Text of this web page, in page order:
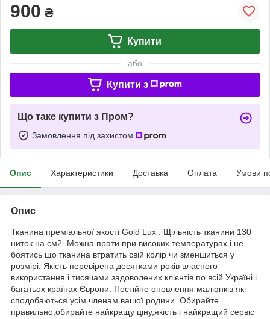
900 ₴
Купити
або
Купити з
Що таке купити з Пром?
Замовлення під захистом
Опис Характеристики Доставка Оплата Умови
Опис
Тканина преміальної якості Gold Lux . Щільність тканини 130
ниток на см2. Можна прати при високих температурах і не
боятись що тканина втратить свій колір чи зменшиться у
розмірі. Якість перевірена десятками років власного
використання і тисячами задоволених клієнтів по всій Україні і
багатьох країнах Європи. Постійне оновлення малюнків які
сподобаються усім членам вашої родини. Обирайте
правильно,обирайте найкращу ціну,якість і найкращий сервіс